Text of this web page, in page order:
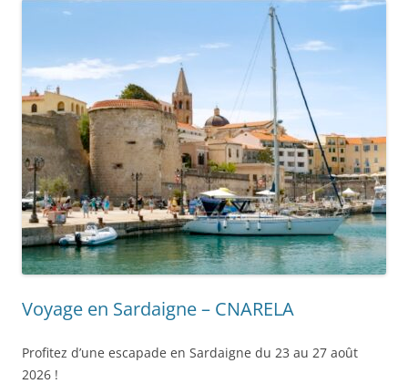
Voyage en Sardaigne – CNARELA
Profitez d’une escapade en Sardaigne du 23 au 27 août
2026 !